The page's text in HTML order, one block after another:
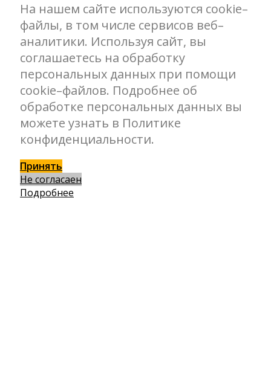
На нашем сайте используются cookie–
файлы, в том числе сервисов веб–
аналитики. Используя сайт, вы
соглашаетесь на обработку
персональных данных при помощи
cookie–файлов. Подробнее об
обработке персональных данных вы
можете узнать в Политике
конфиденциальности.
Принять
Не согласаен
Подробнее